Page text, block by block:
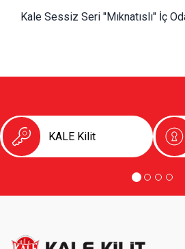
Kale Sessiz Seri "Mıknatıslı" İç
KALE Kilit